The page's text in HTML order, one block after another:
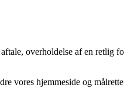
overholdelse af en retlig
vores hjemmeside og